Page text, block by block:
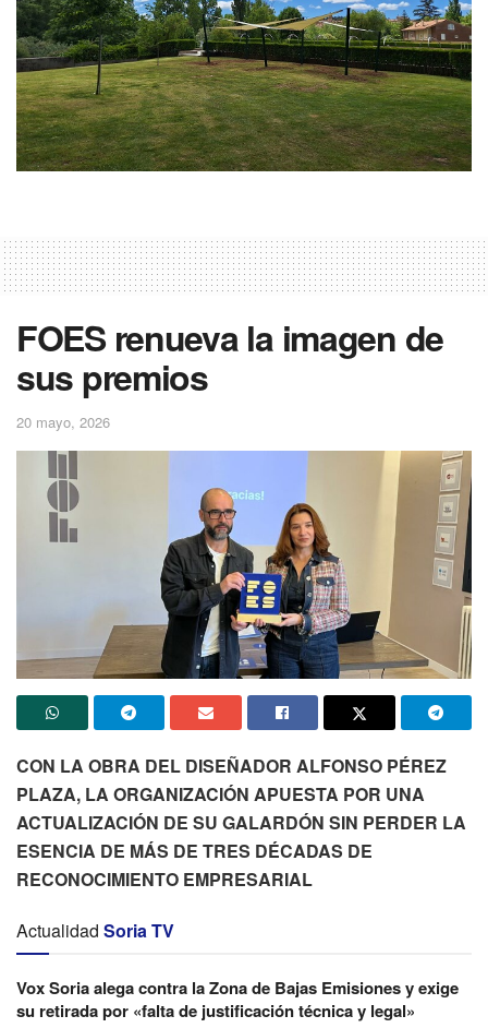
FOES renueva la imagen de
sus premios
20 mayo, 2026
CON LA OBRA DEL DISEÑADOR ALFONSO PÉREZ
PLAZA, LA ORGANIZACIÓN APUESTA POR UNA
ACTUALIZACIÓN DE SU GALARDÓN SIN PERDER LA
ESENCIA DE MÁS DE TRES DÉCADAS DE
RECONOCIMIENTO EMPRESARIAL
Actualidad Soria TV
Vox Soria alega contra la Zona de Bajas Emisiones y exige
su retirada por «falta de justificación técnica y legal»